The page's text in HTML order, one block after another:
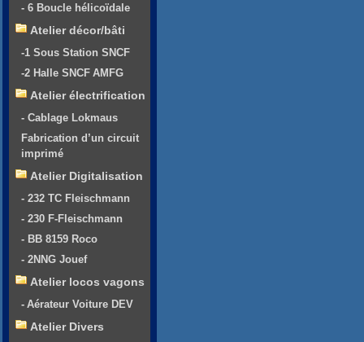
- 6 Boucle hélicoïdale
Atelier décor/bâti
-1 Sous Station SNCF
-2 Halle SNCF AMFG
Atelier électrification
- Cablage Lokmaus
Fabrication d’un circuit
imprimé
Atelier Digitalisation
- 232 TC Fleischmann
- 230 F-Fleischmann
- BB 8159 Roco
- 2NNG Jouef
Atelier locos vagons
- Aérateur Voiture DEV
Atelier Divers